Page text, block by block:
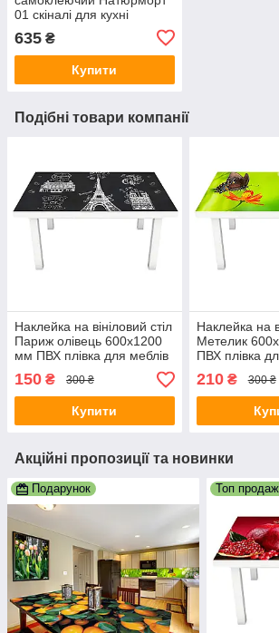
01 скіналі для кухні
фрукти кавун 600х2500
мм
635 ₴
Купити
Подібні товари компанії
Наклейка на вініловий стіл
Париж олівець 600х1200
мм ПВХ плівка для меблів
інтер'єрна 3D
150 ₴ 300 ₴
Купити
Наклейка на
Метелик
ПВХ плівка
інтер'єрна 3D
ромашки
210₴ 300 ₴
Акційні пропозиції та новинки
Подарунок Топ